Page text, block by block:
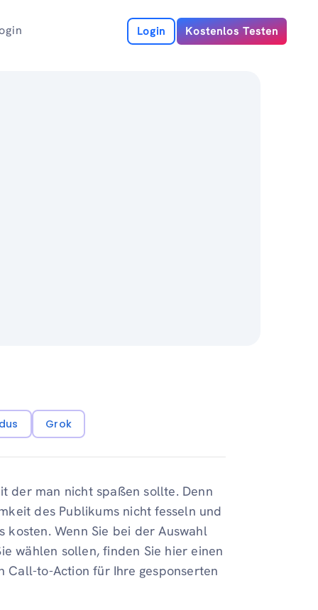
Login Kostenlos Testen
Grok
der man nicht spaßen sollte. Denn
des Publikums nicht fesseln und
kosten. Wenn Sie bei der Auswahl
wählen sollen, finden Sie hier einen
Call-to-Action für Ihre gesponserten